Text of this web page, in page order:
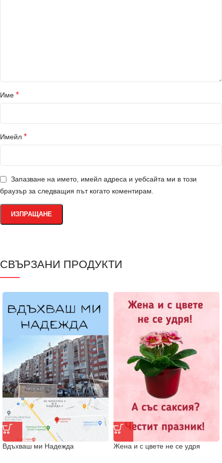
Име *
Имейл *
Запазване на името, имейл адреса и уебсайта ми в този
браузър за следващия път когато коментирам.
СВЪРЗАНИ ПРОДУКТИ
Вдъхваш ми Надежда Жена и с цвете не се удря